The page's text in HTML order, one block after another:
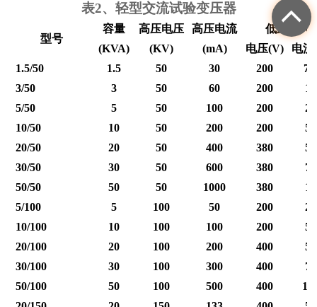
表2、轻型交流试验变压器
型号
容量 高压电压 高压电流
低压输入
(KVA)
(KV) (mA) 电压(V) 电流
1.5/50
1.5 50 30 200
7.5
3/50
3 50 60 200
15
5/50
5 50 100 200
25
10/50
10 50 200 200
50
20/50
20 50 400 380
53
30/50
30 50 600 380
79
50/50
50 50 1000 380
12
5/100
5 100 50 200
25
10/100
10 100 100 200
50
20/100
20 100 200 400
50
30/100
30 100 300 400
75
50/100
50 100 500 400